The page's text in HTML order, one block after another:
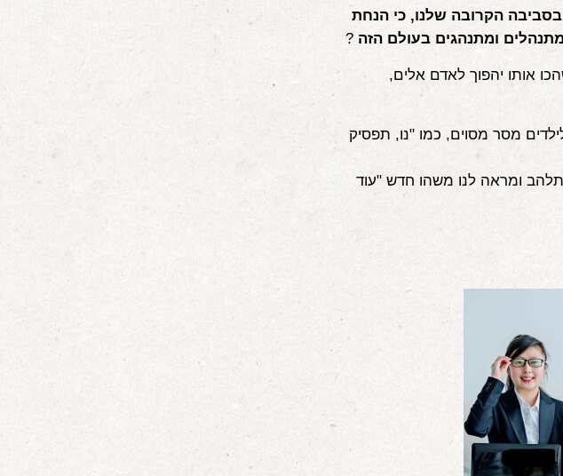
הקרובה שלנו, כי הנחת
ומתנהגים בעולם הזה ?
אותו יהפוך לאדם אלים,
מסר מסוים, כמו "נו, תפסיק
ומראה לנו משהו חדש "עוד